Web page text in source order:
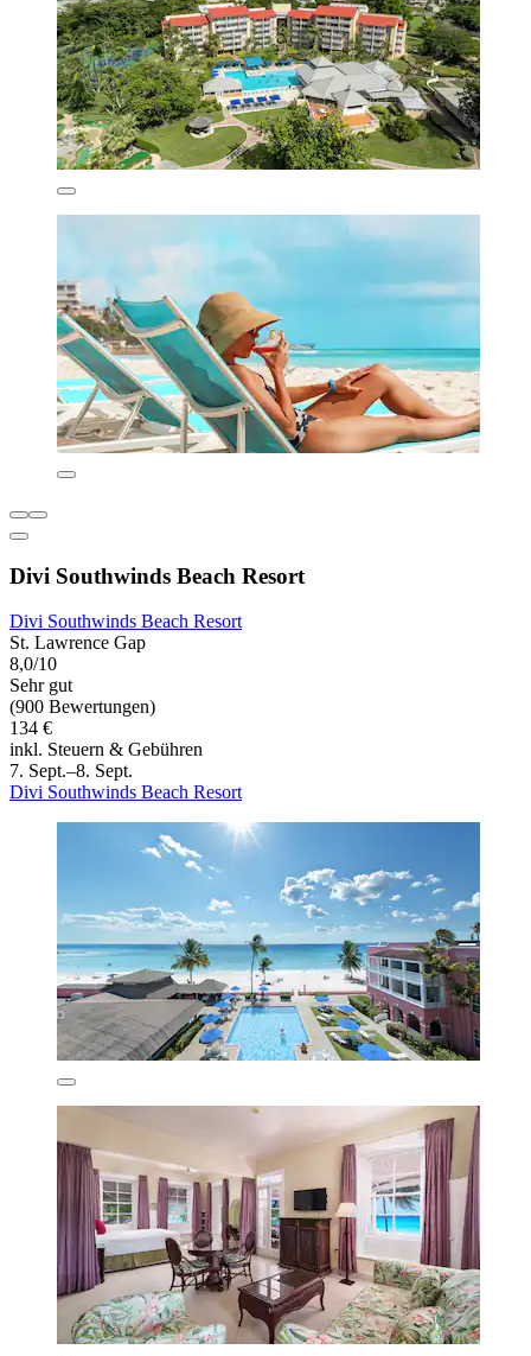
Divi Southwinds Beach Resort
Divi Southwinds Beach Resort
St. Lawrence Gap
8,0/10
Sehr gut
(900 Bewertungen)
134 €
inkl. Steuern & Gebühren
7. Sept.–8. Sept.
Divi Southwinds Beach Resort